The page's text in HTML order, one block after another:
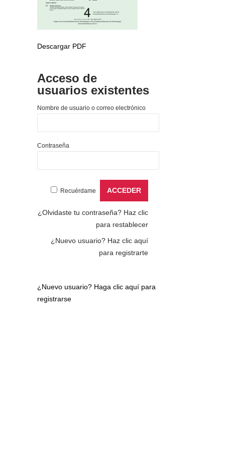
Descargar PDF
Acceso de
usuarios existentes
Nombre de usuario o correo electrónico
Contraseña
Recuérdame
¿Olvidaste tu contraseña? Haz clic
para restablecer
¿Nuevo usuario? Haz clic aquí
para registrarte
¿Nuevo usuario? Haga clic aquí para
registrarse